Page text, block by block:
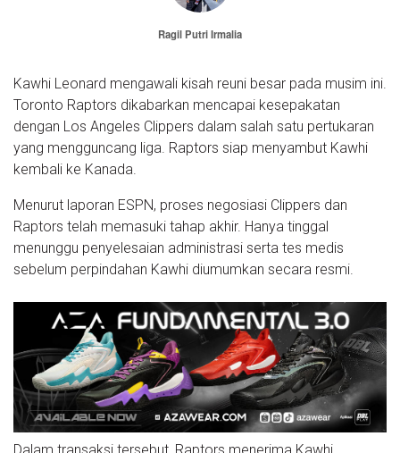
Ragil Putri Irmalia
Kawhi Leonard mengawali kisah reuni besar pada musim ini.
Toronto Raptors dikabarkan mencapai kesepakatan
dengan Los Angeles Clippers dalam salah satu pertukaran
yang mengguncang liga. Raptors siap menyambut Kawhi
kembali ke Kanada.
Menurut laporan ESPN, proses negosiasi Clippers dan
Raptors telah memasuki tahap akhir. Hanya tinggal
menunggu penyelesaian administrasi serta tes medis
sebelum perpindahan Kawhi diumumkan secara resmi.
Dalam transaksi tersebut, Raptors menerima Kawhi.